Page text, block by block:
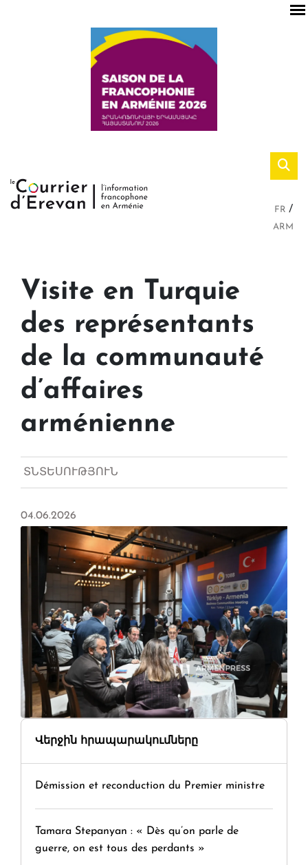
FR
ARM
Visite en Turquie
des représentants
de la communauté
d’affaires
arménienne
ՏՆՏԵՍՈՒԹՅՈՒՆ
04.06.2026
Վերջին հրապարակումները
Démission et reconduction du Premier ministre
Tamara Stepanyan : « Dès qu’on parle de
guerre, on est tous des perdants »